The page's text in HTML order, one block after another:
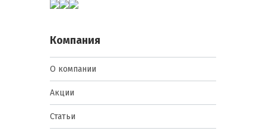
Компания
О компании
Акции
Статьи